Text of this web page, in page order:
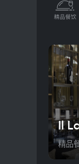
精品餐饮
Il
精品